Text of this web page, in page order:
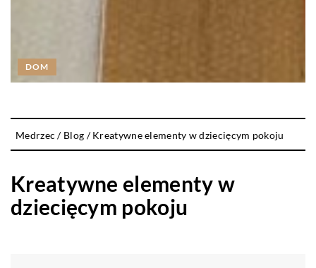
DOM
Medrzec / Blog /Kreatywne elementy w dziecięcym pokoju
Kreatywne elementy w
dziecięcym pokoju